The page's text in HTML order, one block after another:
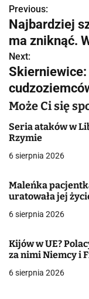
N
a
w
i
g
a
c
a
w
i
s
Previous:
Najbardziej
ma zniknąć.
Next:
Może Ci się
Seria ataków w
Rzymie
6 sierpnia 2026
Maleńka
uratowała jej
6 sierpnia 2026
Kijów w UE?
za nimi Niemcy i
6 sierpnia 2026